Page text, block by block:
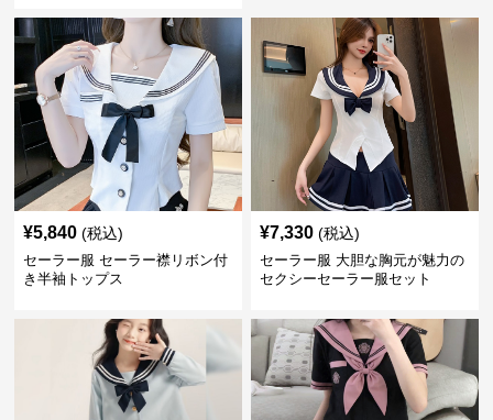
¥5,840 (税込)
セーラー服 セーラー襟リボン付
き半袖トップス
¥7,330 (税込)
セーラー服 大胆な胸元が魅力の
セクシーセーラー服セット